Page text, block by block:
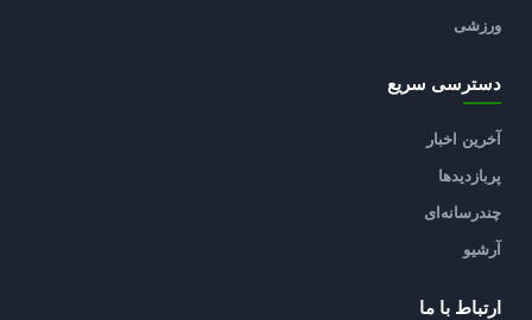
ورزشی
دسترسی سریع
آخرین اخبار
پربازدیدها
چندرسانه‌ای
آرشیو
ارتباط با ما